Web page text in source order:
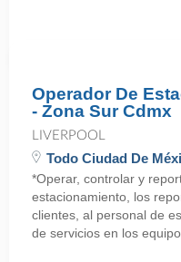
Operador De
- Zona Sur Cdmx
LIVERPOOL
Todo Ciudad De
*Operar, controlar y
estacionamiento, los
clientes, al personal de
de servicios en los